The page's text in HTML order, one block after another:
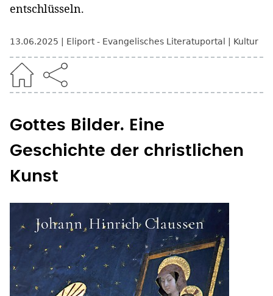
entschlüsseln.
13.06.2025 Eliport - Evangelisches Literatuportal Kultur
Gottes Bilder. Eine
Geschichte der christlichen
Kunst